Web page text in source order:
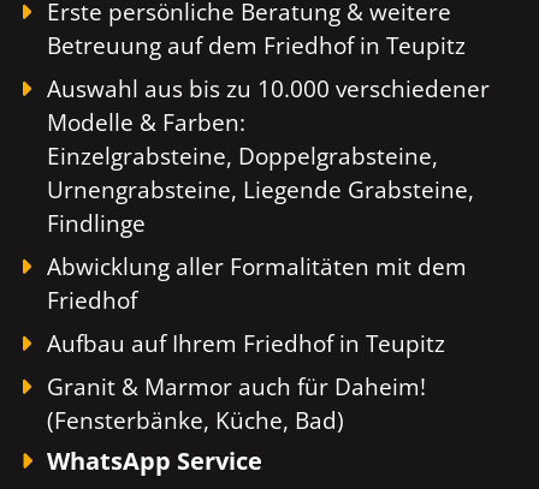
Erste persönliche Beratung & weitere
Betreuung auf dem Friedhof in Teupitz
Auswahl aus bis zu 10.000 verschiedener
Modelle & Farben:
Einzelgrabsteine, Doppelgrabsteine,
Urnengrabsteine, Liegende Grabsteine,
Findlinge
Abwicklung aller Formalitäten mit dem
Friedhof
Aufbau auf Ihrem Friedhof in Teupitz
Granit & Marmor auch für Daheim!
(Fensterbänke, Küche, Bad)
WhatsApp Service